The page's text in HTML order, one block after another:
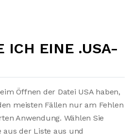
ICH EINE .USA-
Öffnen der Datei USA haben,
meisten Fällen nur am Fehlen
Anwendung. Wählen Sie
aus der Liste aus und